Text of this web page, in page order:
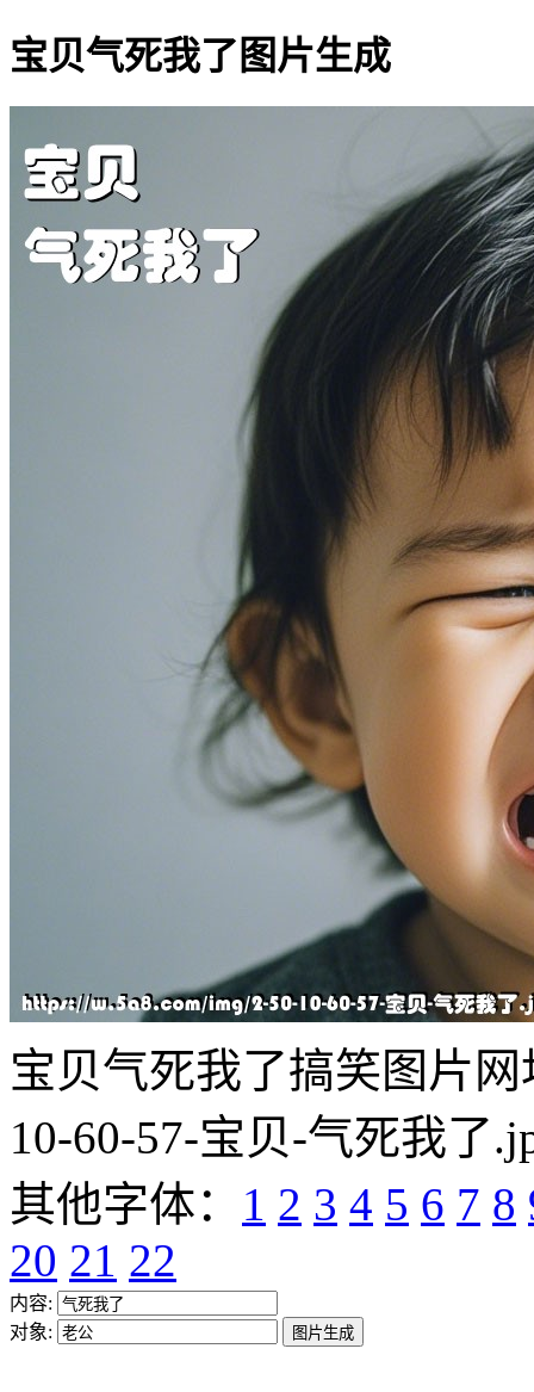
宝贝气死我了图片生成
宝贝气死我了搞笑图片网
10-60-57-宝贝-气死我了
其他字体： 1 2 3 4 5 6 7 8
20 21 22
内容:
对象: